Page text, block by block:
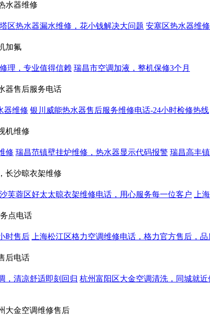
水器维修
区热水器漏水维修，花小钱解决大问题 安塞区热水器维
加氟
理，专业值得信赖 瑞昌市空调加液，整机保修3个月
器售后服务电话
器维修 银川威能热水器售后服务维修电话-24小时检修热线
机维修
修 瑞昌范镇壁挂炉维修，热水器显示代码报警 瑞昌高丰
长沙晾衣架维修
芙蓉区好太太晾衣架维修电话，用心服务每一位客户 上
点电话
时售后 上海松江区格力空调维修电话，格力官方售后，
后电话
，清凉舒适即刻回归 杭州富阳区大金空调清洗，同城就
大金空调维修售后